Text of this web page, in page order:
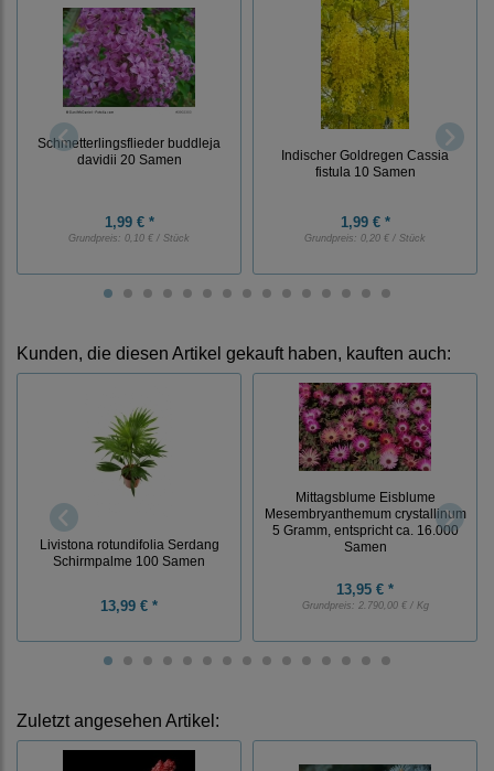
Schmetterlingsflieder buddleja
davidii 20 Samen
1,99 € *
Grundpreis: 0,10 € / Stück
Indischer Goldregen Cassia
fistula 10 Samen
1,99 € *
Grundpreis: 0,20 € / Stück
Kunden, die diesen Artikel gekauft haben, kauften auch:
Livistona rotundifolia Serdang
Schirmpalme 100 Samen
13,99 € *
Mittagsblume Eisblume
Mesembryanthemum crystallinum
5 Gramm, entspricht ca. 16.000
Samen
13,95 € *
Grundpreis: 2.790,00 € / Kg
Zuletzt angesehen Artikel: